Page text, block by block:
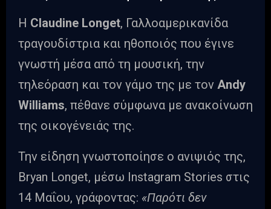
Η Claudine Longet, Γαλλοαμερικανίδα
τραγουδίστρια και ηθοποιός που έγινε
γνωστή μέσα από τη μουσική, την
τηλεόραση και τον γάμο της με τον Andy
Williams, πέθανε σύμφωνα με ανακοίνωση
της οικογένειάς της.
Την είδηση γνωστοποίησε ο ανιψιός της,
Bryan Longet, μέσω Instagram Stories στις
14 Μαΐου, γράφοντας: «Παρότι δεν